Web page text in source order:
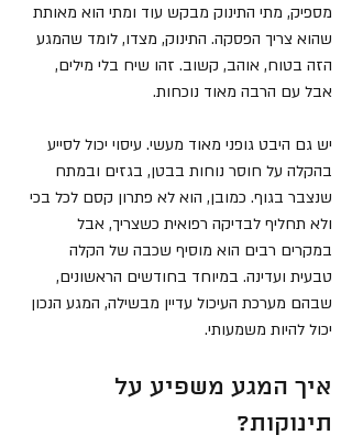
מספיק, מתי התינוק מבקש עוד ומתי הוא מאותת
שהוא צריך הפסקה. התינוק, מצדו, לומד שהמגע
הזה בטוח, אוהב, קשוב. זהו שיח בלי מילים,
אבל עם הרבה מאוד נוכחות.
יש גם היבט גופני מאוד מעשי. עיסוי יכול לסייע
בהקלה על חוסר נוחות בבטן, בגזים ובמתח
שנצבר בגוף. כמובן, הוא לא פתרון קסם לכל בכי
ולא תחליף לבדיקה רפואית כשצריך, אבל
במקרים רבים הוא מוסיף שכבה של הקלה
טבעית ועדינה. במיוחד בחודשים הראשונים,
שבהם מערכת העיכול עדיין מבשילה, המגע הנכון
יכול להיות משמעותי.
איך המגע משפיע על
תינוקות?